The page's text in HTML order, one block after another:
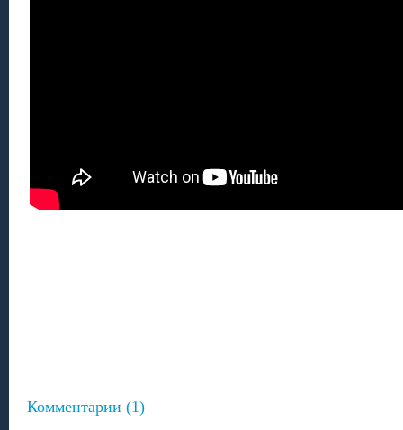
Комментарии (1)